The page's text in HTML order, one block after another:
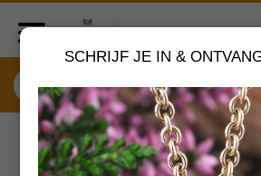
SCHRIJF JE IN &